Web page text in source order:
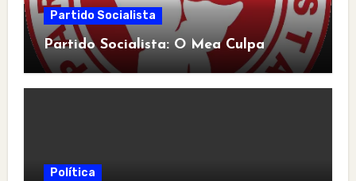
Partido Socialista
Partido Socialista: O Mea Culpa
Política